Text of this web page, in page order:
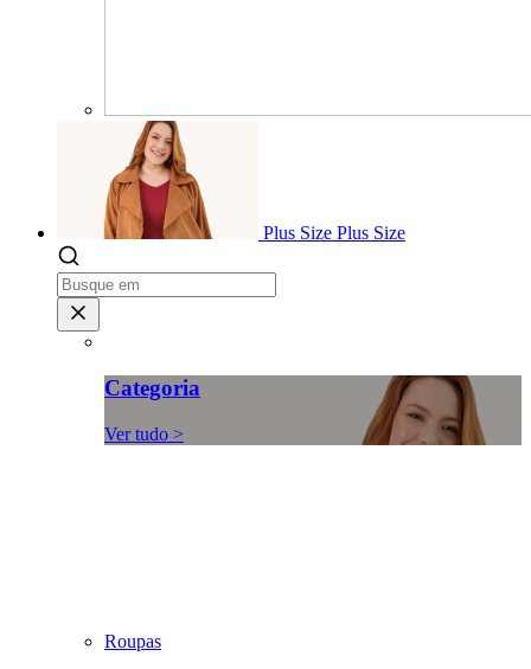
Plus Size Plus Size
Categoria
Ver tudo >
Roupas